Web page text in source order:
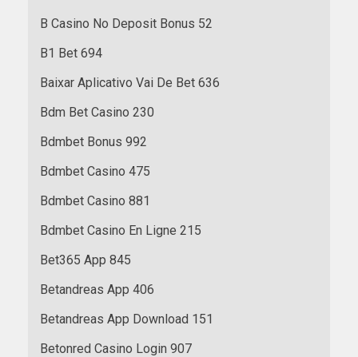
B Casino No Deposit Bonus 52
B1 Bet 694
Baixar Aplicativo Vai De Bet 636
Bdm Bet Casino 230
Bdmbet Bonus 992
Bdmbet Casino 475
Bdmbet Casino 881
Bdmbet Casino En Ligne 215
Bet365 App 845
Betandreas App 406
Betandreas App Download 151
Betonred Casino Login 907